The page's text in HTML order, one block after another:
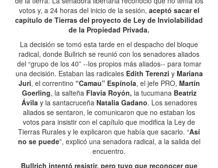
votos y, a 24 horas del inicio de la sesión, aceptó sacar el
capítulo de Tierras del proyecto de Ley de Inviolabilidad
de la Propiedad Privada.
La decisión se tomó esta tarde en el despacho del bloque
radical, donde Bullrich se reunió con los senadores aliados
del “grupo de los 40” --los propios más aliados-- para tomar
una decisión. Estaban las radicales Edith Terenzi y Mariana
Juri, el correntino “Camau” Espínola, el jefe PRO, Martín
Goerling, la salteña Flavia Royón, la tucumana Beatriz
Ávilay la santacruceñaNatalia Gadano. Los senadores
aliados se sentaron, le comunicaron que no estaban los
votos para insistir con el capítulo que modifica la Ley de
Tierras Rurales y le explicaron que había que sacarlo. “Así
no se puede”, explicó una senadora radical, a la salida del
encuentro.
Bullrich intentó resistir, pero tuvo que reconocer que